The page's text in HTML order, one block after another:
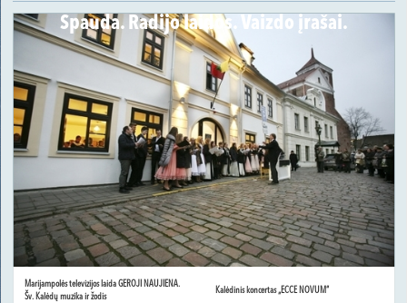
Spauda. Radijo laidos. Vaizdo įrašai.
Marijampolės televizijos laida GEROJI NAUJIENA.
Šv. Kalėdų muzika ir žodis
Kalėdinis koncertas „ECCE NOVUM“